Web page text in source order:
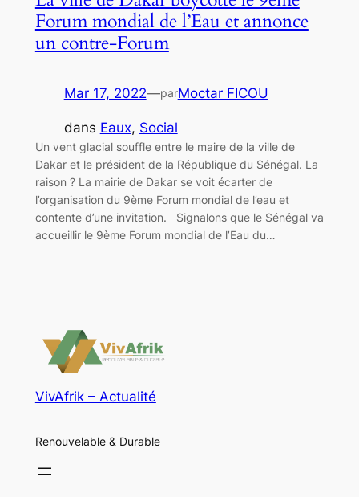
Forum mondial de l’Eau et annonce
un contre-Forum
Mar 17, 2022—parMoctar FICOU
dans Eaux, Social
Un vent glacial souffle entre le maire de la ville de
Dakar et le président de la République du Sénégal. La
raison ? La mairie de Dakar se voit écarter de
l’organisation du 9ème Forum mondial de l’eau et
contente d’une invitation. Signalons que le Sénégal va
accueillir le 9ème Forum mondial de l’Eau du…
VivAfrik – Actualité
Renouvelable & Durable